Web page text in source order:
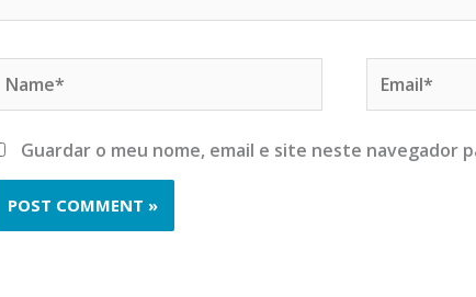
Name* Email*
Guardar o meu nome, email e site neste navegador